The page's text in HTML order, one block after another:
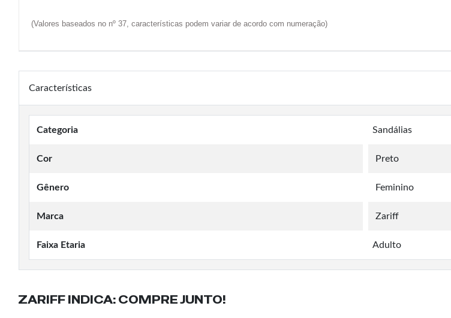
(Valores baseados no nº 37, características podem variar de acordo com numeração)
Características
Categoria Sandálias
Cor Preto
Gênero Feminino
Marca Zariff
Faixa Etaria Adulto
ZARIFF INDICA: COMPRE JUNTO!